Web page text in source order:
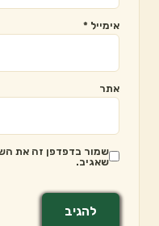
אימייל *
אתר
שמור בדפדפן זה את
שאגיב.